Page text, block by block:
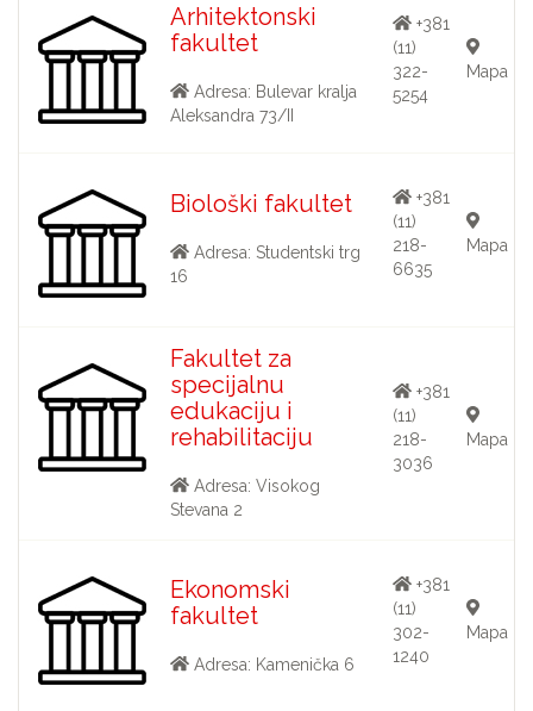
Arhitektonski
fakultet
Adresa: Bulevar kralja
Aleksandra 73/II
+381
(11)
322-
5254
Mapa
Biološki fakultet
Adresa: Studentski trg
16
+381
(11)
218-
6635
Mapa
Fakultet za
specijalnu
edukaciju i
rehabilitaciju
Adresa: Visokog
Stevana 2
+381
(11)
218-
3036
Mapa
Ekonomski
fakultet
Adresa: Kamenička 6
+381
(11)
302-
1240
Mapa